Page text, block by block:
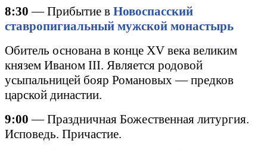
8:30 — Прибытие в Новоспасский
ставропигиальный мужской монастырь
Обитель основана в конце XV века великим
князем Иваном III. Является родовой
усыпальницей бояр Романовых — предков
царской династии.
9:00 — Праздничная Божественная литургия.
Исповедь. Причастие.